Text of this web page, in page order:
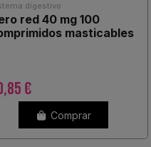
digestivo
red 40 mg 100
masticables
€
Comprar